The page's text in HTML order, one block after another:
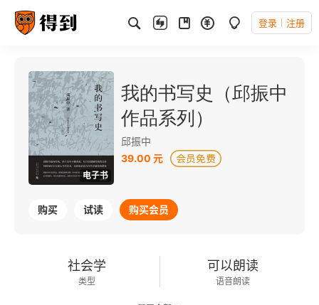
登录 注册
电子书
我的书写史（邱振中
作品系列）
邱振中
39.00 元
购买 试读 购买会员
社会学
类型
可以朗读
语音朗读